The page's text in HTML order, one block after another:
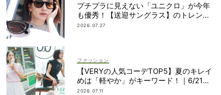
プチプラに見えない「ユニクロ」が今年
も優秀！【送迎サングラス】のトレンド
は“黒”のフレーム
2026.07.27
ファッション
【VERYの人気コーデTOP5】夏のキレイ
めは「軽やか」がキーワード！｜6/21〜
30
2026.07.11